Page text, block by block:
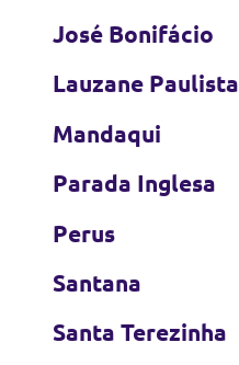
José Bonifácio
Lauzane Paulista
Mandaqui
Parada Inglesa
Perus
Santana
Santa Terezinha